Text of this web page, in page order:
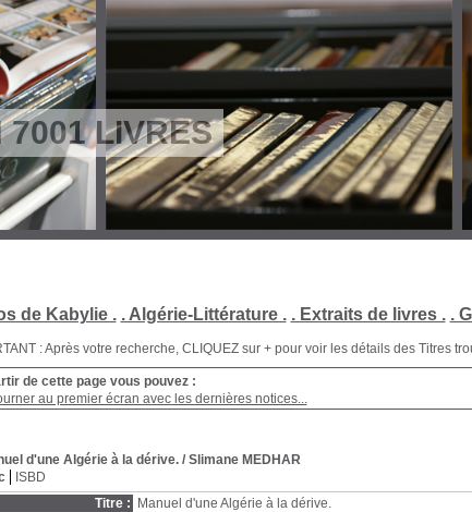
LIVRES
de Kabylie . . Algérie-Littérature . . Extraits de livres . .
: Après votre recherche, CLIQUEZ sur + pour voir les détails des Titres
de cette page vous pouvez :
au premier écran avec les dernières notices...
d'une Algérie à la dérive./ Slimane MEDHAR
ISBD
Titre :
Manuel d'une Algérie à la dérive.